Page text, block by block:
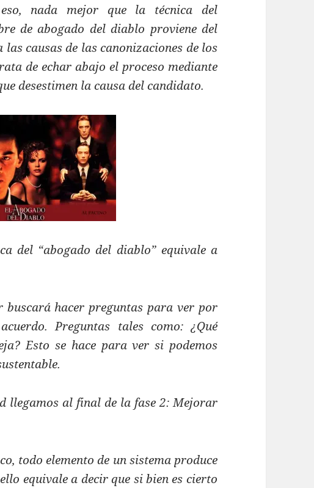
nada mejor que la técnica del
de abogado del diablo proviene del
las causas de las canonizaciones de los
de echar abajo el proceso mediante
desestimen la causa del candidato.
del “abogado del diablo” equivale a
hacer preguntas para ver por
Preguntas tales como: ¿Qué
Esto se hace para ver si podemos
llegamos al final de la fase 2: Mejorar
todo elemento de un sistema produce
equivale a decir que si bien es cierto